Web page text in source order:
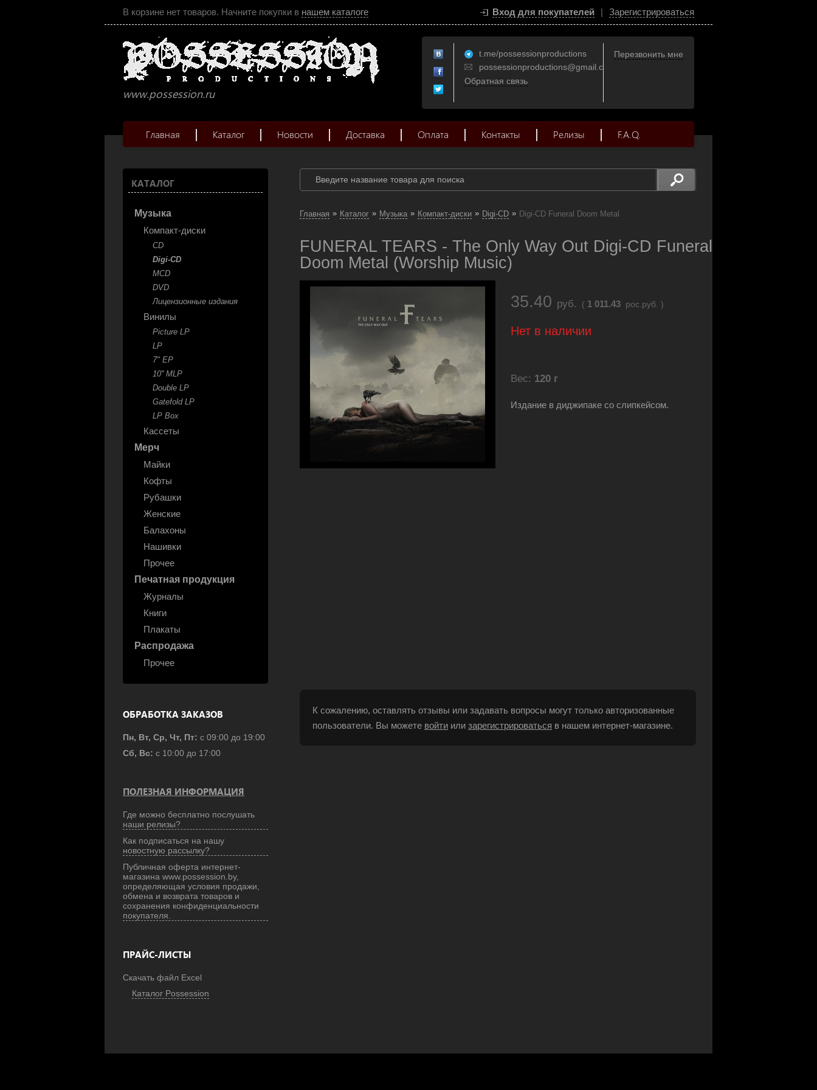
В корзине нет товаров. Начните покупки в нашем каталоге Вход для покупателей | Зарегистрироваться
www.possession.ru
t.me/possessionproductions
possessionproductions@gmail.com
Обратная связь
Перезвонить мне
Главная Каталог Новости Доставка Оплата Контакты Релизы F.A.Q.
КАТАЛОГ
Музыка
Компакт-диски
CD
Digi-CD
MCD
DVD
Лицензионные издания
Винилы
Picture LP
LP
7" EP
10'' MLP
Double LP
Gatefold LP
LP Box
Кассеты
Мерч
Майки
Кофты
Рубашки
Женские
Балахоны
Нашивки
Прочее
Печатная продукция
Журналы
Книги
Плакаты
Распродажа
Прочее
ОБРАБОТКА ЗАКАЗОВ
Пн, Вт, Ср, Чт, Пт: с 09:00 до 19:00
Сб, Вс: с 10:00 до 17:00
ПОЛЕЗНАЯ ИНФОРМАЦИЯ
Где можно бесплатно послушать
наши релизы?
Как подписаться на нашу
новостную рассылку?
Публичная оферта интернет-
магазина www.possession.by,
определяющая условия продажи,
обмена и возврата товаров и
сохранения конфиденциальности
покупателя.
ПРАЙС-ЛИСТЫ
Скачать файл Excel
Каталог Possession
Главная » Каталог » Музыка » Компакт-диски » Digi-CD » Digi-CD Funeral Doom Metal
FUNERAL TEARS - The Only Way Out Digi-CD Funeral
Doom Metal (Worship Music)
35.40 руб. ( 1 011.43 рос.руб. )
Нет в наличии
Вес: 120 г
Издание в диджипаке со слипкейсом.
К сожалению, оставлять отзывы или задавать вопросы могут только авторизованные
пользователи. Вы можете войти или зарегистрироваться в нашем интернет-магазине.